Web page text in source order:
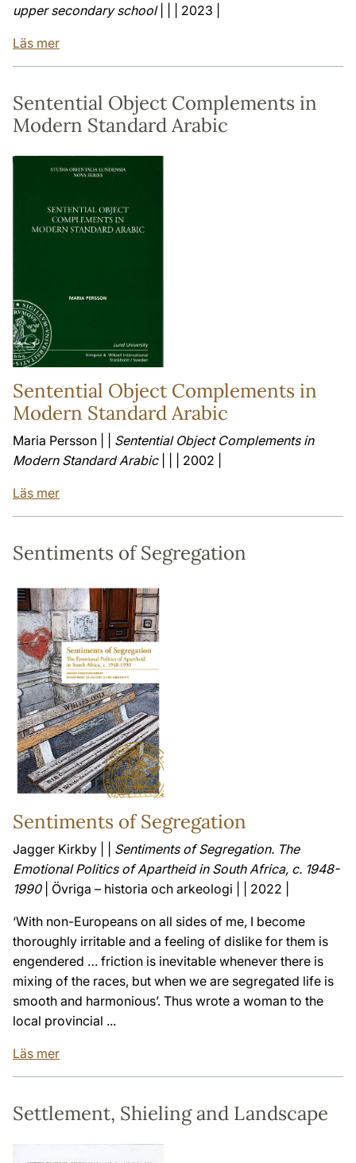
upper secondary school| | | 2023 |
Läs mer
Sentential Object Complements in
Modern Standard Arabic
Sentential Object Complements in
Modern Standard Arabic
Maria Persson | | Sentential Object Complements in
Modern Standard Arabic| | | 2002 |
Läs mer
Sentiments of Segregation
Sentiments of Segregation
Jagger Kirkby | | Sentiments of Segregation. The
Emotional Politics of Apartheid in South Africa, c. 1948-
1990| Övriga – historia och arkeologi | | 2022 |
‘With non-Europeans on all sides of me, I become
thoroughly irritable and a feeling of dislike for them is
engendered … friction is inevitable whenever there is
mixing of the races, but when we are segregated life is
smooth and harmonious’. Thus wrote a woman to the
local provincial ...
Läs mer
Settlement, Shieling and Landscape